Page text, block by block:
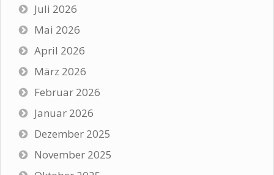
Juli 2026
Mai 2026
April 2026
März 2026
Februar 2026
Januar 2026
Dezember 2025
November 2025